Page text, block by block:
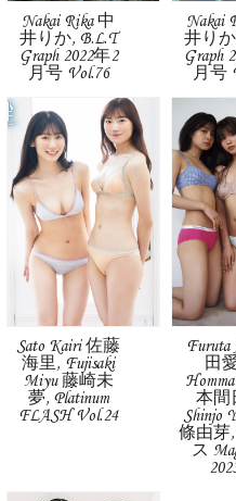
Nakai Rika 中
井りか, B.L.T
Graph 2022年2
月号 Vol.76
Nakai
井り
Graph
月号
Sato Kairi 佐藤
海里, Fujisaki
Miyu 藤崎未
夢, Platinum
FLASH Vol.24
田
本間
Shinjo
條由芽
ス